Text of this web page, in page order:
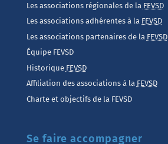
Les associations régionales de la FEVSD
Les associations adhérentes à la FEVSD
Les associations partenaires de la FEVSD
Équipe FEVSD
Historique FEVSD
Affiliation des associations à la FEVSD
Charte et objectifs de la FEVSD
Se faire accompagner